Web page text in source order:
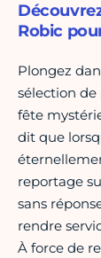
Robic
Plongez
sélection de
fête
dit que
reportage
sans
rendre
À force de